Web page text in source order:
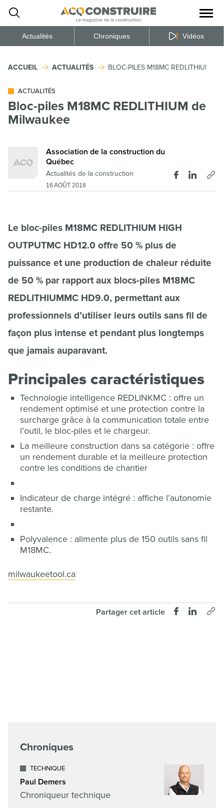
la
du
Actualités Chroniques Vidéos
ACCUEIL ACTUALITÉS BLOC-PILES M18MC REDLITHIUM DE
ACTUALITÉS
Bloc-piles M18MC REDLITHIUM de
Milwaukee
Association de la construction du
Québec
Actualités de la construction
16 AOÛT 2018
Le bloc-piles M18MC REDLITHIUM HIGH
OUTPUTMC HD12.0 offre 50 % plus de
puissance et une production de chaleur réduite
de 50 % par rapport aux blocs-piles M18MC
REDLITHIUMMC HD9.0, permettant aux
professionnels d’utiliser leurs outils sans fil de
façon plus intense et pendant plus longtemps
que jamais auparavant.
Principales caractéristiques
Technologie intelligence REDLINKMC : offre un
rendement optimisé et une protection contre la
surcharge grâce à la communication totale entre
l’outil, le bloc-piles et le chargeur.
La meilleure construction dans sa catégorie : offre
un rendement durable et la meilleure protection
contre les conditions de chantier
Indicateur de charge intégré : affiche l’autonomie
restante.
Polyvalence : alimente plus de 150 outils sans fil
M18MC.
milwaukeetool.ca
Partager cet article
Chroniques
TECHNIQUE
Paul Demers
Chroniqueur technique